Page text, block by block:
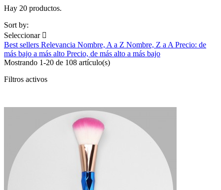
Hay 20 productos.
Sort by:
Seleccionar 
Best sellers Relevancia Nombre, A a Z Nombre, Z a A Precio: de
más bajo a más alto Precio, de más alto a más bajo
Mostrando 1-20 de 108 artículo(s)
Filtros activos